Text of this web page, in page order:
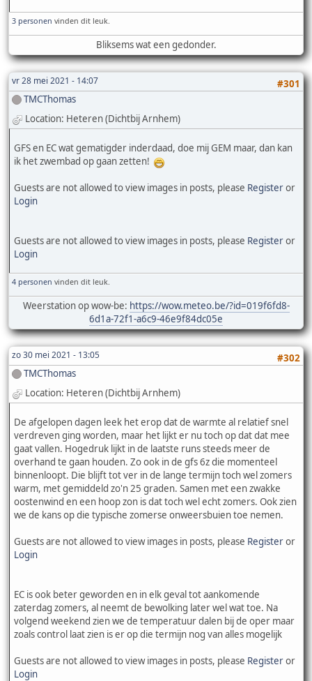
3 personen vinden dit leuk.
Bliksems wat een gedonder.
vr 28 mei 2021 - 14:07
#301
TMCThomas
Location: Heteren (Dichtbij Arnhem)
GFS en EC wat gematigder inderdaad, doe mij GEM maar, dan kan
ik het zwembad op gaan zetten!
Guests are not allowed to view images in posts, please Registeror
Login
Guests are not allowed to view images in posts, please Registeror
Login
4 personen vinden dit leuk.
Weerstation op wow-be: https://wow.meteo.be/?id=019f6fd8-
6d1a-72f1-a6c9-46e9f84dc05e
zo 30 mei 2021 - 13:05
#302
TMCThomas
Location: Heteren (Dichtbij Arnhem)
De afgelopen dagen leek het erop dat de warmte al relatief snel
verdreven ging worden, maar het lijkt er nu toch op dat dat mee
gaat vallen. Hogedruk lijkt in de laatste runs steeds meer de
overhand te gaan houden. Zo ook in de gfs 6z die momenteel
binnenloopt. Die blijft tot ver in de lange termijn toch wel zomers
warm, met gemiddeld zo'n 25 graden. Samen met een zwakke
oostenwind en een hoop zon is dat toch wel echt zomers. Ook zien
we de kans op die typische zomerse onweersbuien toe nemen.
Guests are not allowed to view images in posts, please Registeror
Login
EC is ook beter geworden en in elk geval tot aankomende
zaterdag zomers, al neemt de bewolking later wel wat toe. Na
volgend weekend zien we de temperatuur dalen bij de oper maar
zoals control laat zien is er op die termijn nog van alles mogelijk
Guests are not allowed to view images in posts, please Registeror
Login